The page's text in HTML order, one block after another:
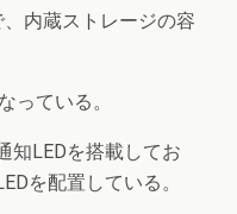
内蔵ストレージの容
っている。
知LEDを搭載してお
を配置している。